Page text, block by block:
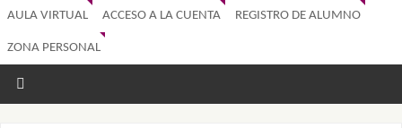
AULA VIRTUAL ACCESO A LA CUENTA REGISTRO DE ALUMNO
ZONA PERSONAL